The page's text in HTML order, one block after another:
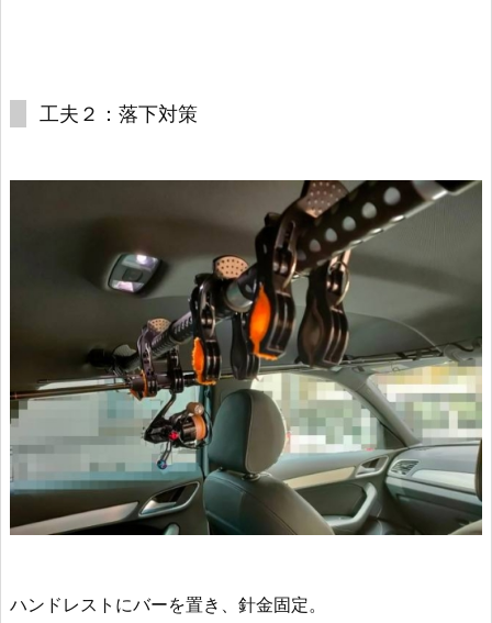
工夫２：落下対策
ハンドレストにバーを置き、針金固定。